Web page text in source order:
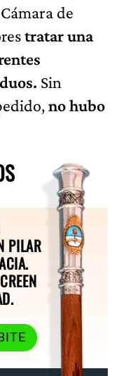
de
tratar una
Sin
no hubo
PILAR